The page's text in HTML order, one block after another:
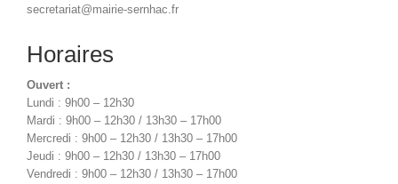
secretariat@mairie-sernhac.fr
Horaires
Ouvert :
Lundi : 9h00 – 12h30
Mardi : 9h00 – 12h30 / 13h30 – 17h00
Mercredi : 9h00 – 12h30 / 13h30 – 17h00
Jeudi : 9h00 – 12h30 / 13h30 – 17h00
Vendredi : 9h00 – 12h30 / 13h30 – 17h00